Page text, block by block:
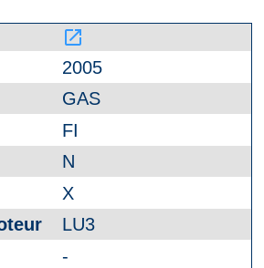
launch
2005
GAS
FI
N
X
LU3
-